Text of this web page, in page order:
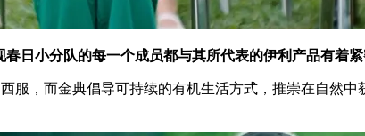
日小分队的每一个成员都与其所代表的伊利产品有着
服，而金典倡导可持续的有机生活方式，推崇在自然